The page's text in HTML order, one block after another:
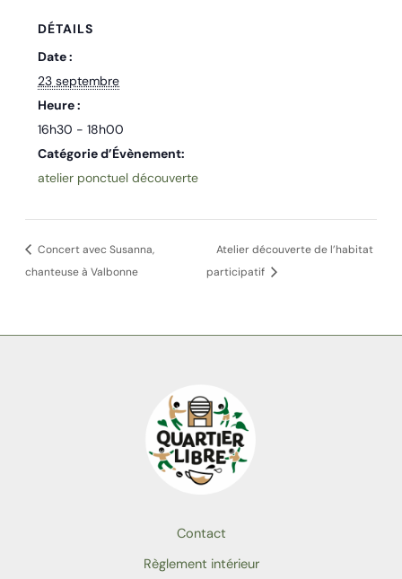
DÉTAILS
Date :
23 septembre
Heure :
16h30 - 18h00
Catégorie d’Évènement:
atelier ponctuel découverte
Concert avec Susanna,
chanteuse à Valbonne
Atelier découverte de l’habitat
participatif
Contact
Règlement intérieur